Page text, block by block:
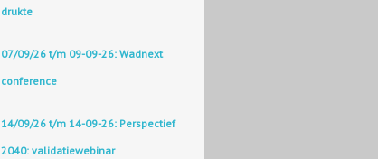
drukte
07/09/26 t/m 09-09-26: Wadnext
conference
14/09/26 t/m 14-09-26: Perspectief
2040: validatiewebinar